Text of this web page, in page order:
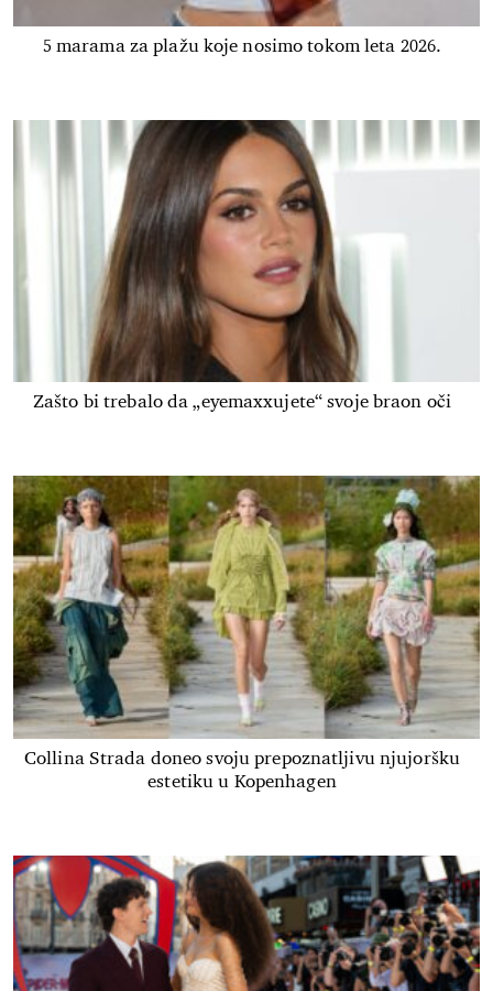
5 marama za plažu koje nosimo tokom leta 2026.
Zašto bi trebalo da „eyemaxxujete“ svoje braon oči
Collina Strada doneo svoju prepoznatljivu njujoršku
estetiku u Kopenhagen